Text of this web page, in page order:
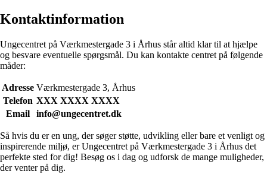
Kontaktinformation
Ungecentret på Værkmestergade 3 i Århus står altid klar til at hjælpe
og besvare eventuelle spørgsmål. Du kan kontakte centret på følgende
måder:
Adresse Værkmestergade 3, Århus
Telefon XXX XXXX XXXX
Email
info@ungecentret.dk
Så hvis du er en ung, der søger støtte, udvikling eller bare et venligt og
inspirerende miljø, er Ungecentret på Værkmestergade 3 i Århus det
perfekte sted for dig! Besøg os i dag og udforsk de mange muligheder,
der venter på dig.